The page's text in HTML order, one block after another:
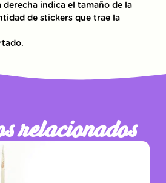
derecha indica el tamaño de la
de stickers que trae la
relacionados